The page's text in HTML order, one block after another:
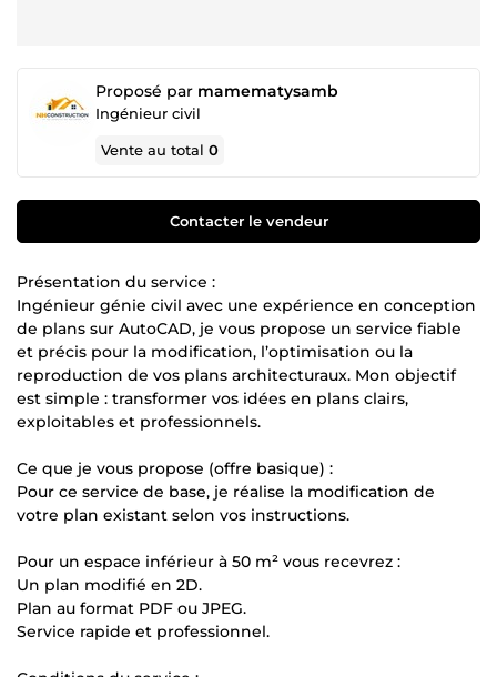
Proposé par mamematysamb
Ingénieur civil
Vente au total0
Contacter le vendeur
Présentation du service :
Ingénieur génie civil avec une expérience en conception
de plans sur AutoCAD, je vous propose un service fiable
et précis pour la modification, l’optimisation ou la
reproduction de vos plans architecturaux. Mon objectif
est simple : transformer vos idées en plans clairs,
exploitables et professionnels.
Ce que je vous propose (offre basique) :
Pour ce service de base, je réalise la modification de
votre plan existant selon vos instructions.
Pour un espace inférieur à 50 m² vous recevrez :
Un plan modifié en 2D.
Plan au format PDF ou JPEG.
Service rapide et professionnel.